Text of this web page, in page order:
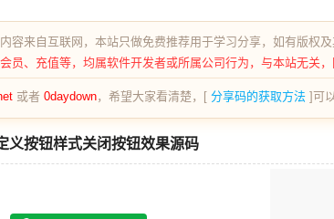
容来自互联网，本站只做免费推荐用于学习分享，如有版权
员、充值等，均属软件开发者或所属公司行为，与本站无关
或者 0daydown，希望大家看清楚，[ 分享码的获取方法 ]可
义按钮样式关闭按钮效果源码